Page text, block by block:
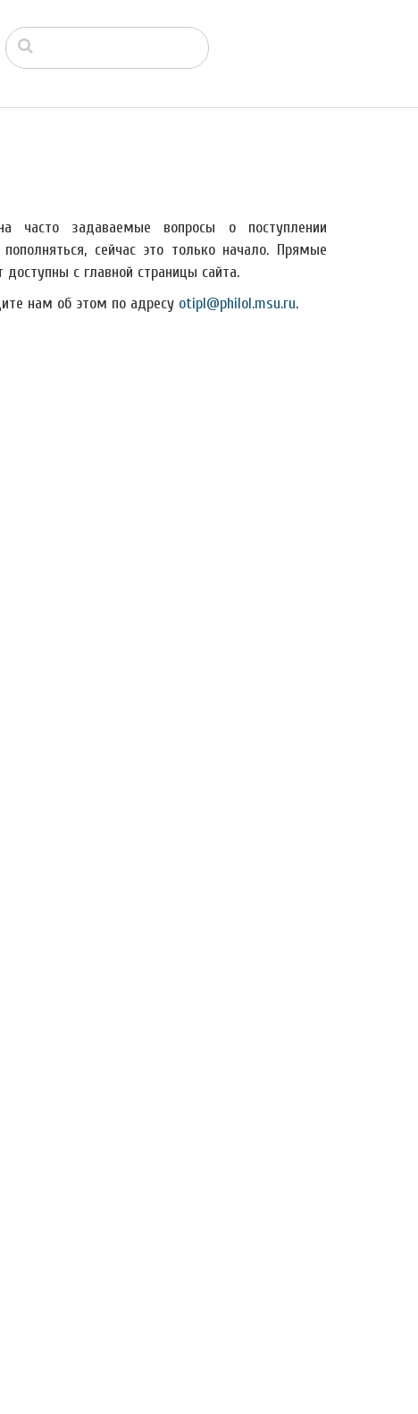
задаваемые вопросы о поступлении
сейчас это только начало. Прямые
с главной страницы сайта.
нам об этом по адресу otipl@philol.msu.ru.